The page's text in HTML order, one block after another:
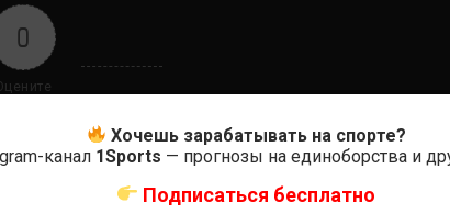
0
Хочешь зарабатывать на спорте?
канал 1Sports — прогнозы на единоборства и
Подписаться бесплатно